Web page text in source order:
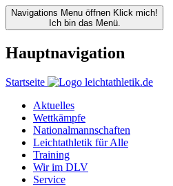
Navigations Menu öffnen Klick mich!
Ich bin das Menü.
Hauptnavigation
Startseite
Aktuelles
Wettkämpfe
Nationalmannschaften
Leichtathletik für Alle
Training
Wir im DLV
Service